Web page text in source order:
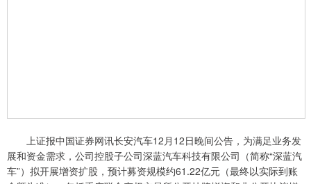
上证报中国证券网讯长安汽车12月12日晚间公告，为满足业务发
展和资金需求，公司控股子公司深蓝汽车科技有限公司（简称“深蓝汽
车”）拟开展增资扩股，预计募资规模约61.22亿元（最终以实际到账